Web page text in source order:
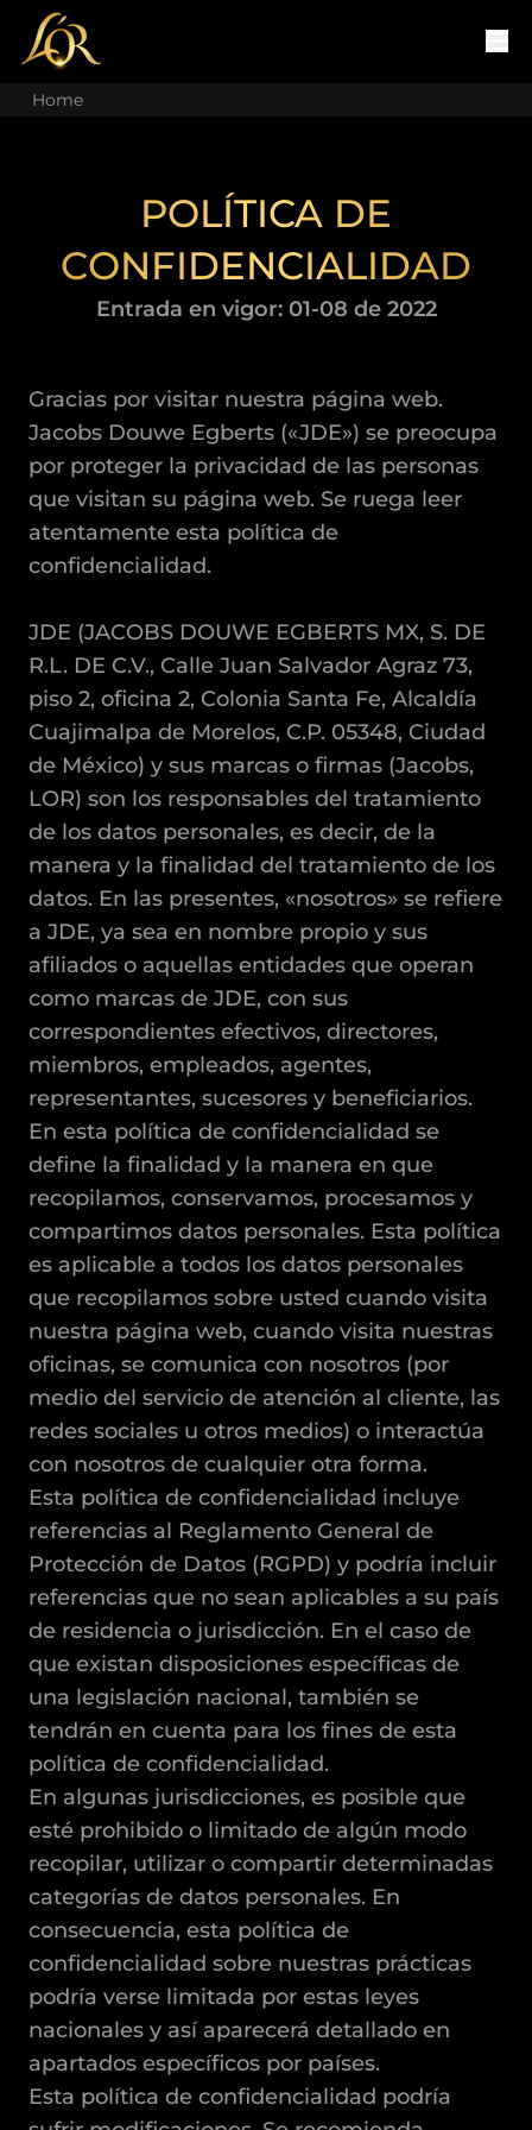
Home
POLÍTICA DE
CONFIDENCIALIDAD
Entrada en vigor: 01-08 de 2022
Gracias por visitar nuestra página web.
Jacobs Douwe Egberts («JDE») se preocupa
por proteger la privacidad de las personas
que visitan su página web. Se ruega leer
atentamente esta política de
confidencialidad.
JDE (JACOBS DOUWE EGBERTS MX, S. DE
R.L. DE C.V., Calle Juan Salvador Agraz 73,
piso 2, oficina 2, Colonia Santa Fe, Alcaldía
Cuajimalpa de Morelos, C.P. 05348, Ciudad
de México) y sus marcas o firmas (Jacobs,
LOR) son los responsables del tratamiento
de los datos personales, es decir, de la
manera y la finalidad del tratamiento de los
datos. En las presentes, «nosotros» se refiere
a JDE, ya sea en nombre propio y sus
afiliados o aquellas entidades que operan
como marcas de JDE, con sus
correspondientes efectivos, directores,
miembros, empleados, agentes,
representantes, sucesores y beneficiarios.
En esta política de confidencialidad se
define la finalidad y la manera en que
recopilamos, conservamos, procesamos y
compartimos datos personales. Esta política
es aplicable a todos los datos personales
que recopilamos sobre usted cuando visita
nuestra página web, cuando visita nuestras
oficinas, se comunica con nosotros (por
medio del servicio de atención al cliente, las
redes sociales u otros medios) o interactúa
con nosotros de cualquier otra forma.
Esta política de confidencialidad incluye
referencias al Reglamento General de
Protección de Datos (RGPD) y podría incluir
referencias que no sean aplicables a su país
de residencia o jurisdicción. En el caso de
que existan disposiciones específicas de
una legislación nacional, también se
tendrán en cuenta para los fines de esta
política de confidencialidad.
En algunas jurisdicciones, es posible que
esté prohibido o limitado de algún modo
recopilar, utilizar o compartir determinadas
categorías de datos personales. En
consecuencia, esta política de
confidencialidad sobre nuestras prácticas
podría verse limitada por estas leyes
nacionales y así aparecerá detallado en
apartados específicos por países.
Esta política de confidencialidad podría